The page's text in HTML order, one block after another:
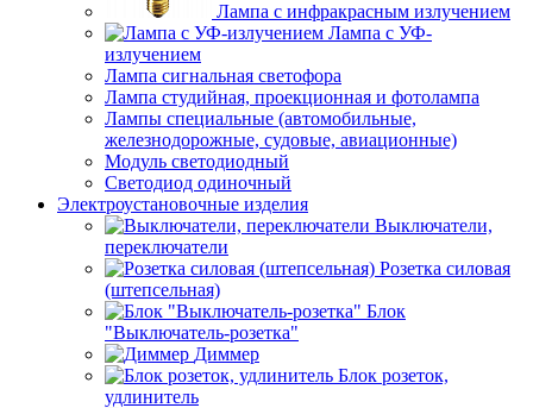
Лампа с инфракрасным излучением
Лампа с УФ-
излучением
Лампа сигнальная светофора
Лампа студийная, проекционная и фотолампа
Лампы специальные (автомобильные,
железнодорожные, судовые, авиационные)
Модуль светодиодный
Светодиод одиночный
Электроустановочные изделия
Выключатели,
переключатели
Розетка силовая
(штепсельная)
Блок
"Выключатель-розетка"
Диммер
Блок розеток,
удлинитель